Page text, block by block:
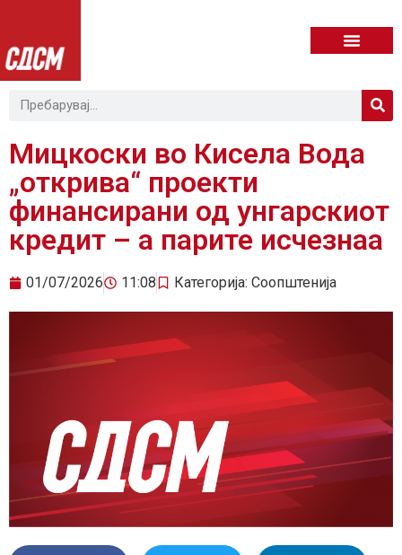
Мицкоски во Кисела Вода
„открива“ проекти
финансирани од унгарскиот
кредит – а парите исчезнаа
01/07/2026 11:08 Категорија: Соопштенија